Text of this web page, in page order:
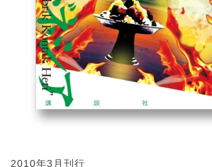
2010年3月刊行